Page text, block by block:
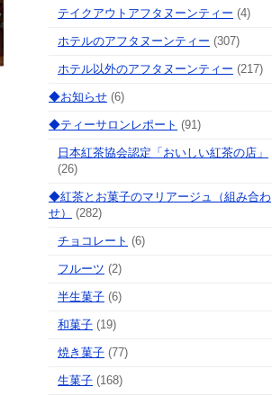
テイクアウトアフタヌーンティー (4)
ホテルのアフタヌーンティー (307)
ホテル以外のアフタヌーンティー (217)
◆お知らせ (6)
◆ティーサロンレポート (91)
日本紅茶協会認定「おいしい紅茶の店」
(26)
◆紅茶とお菓子のマリアージュ（組み合わ
せ）
(282)
チョコレート (6)
フルーツ (2)
半生菓子 (6)
和菓子 (19)
焼き菓子 (77)
生菓子 (168)